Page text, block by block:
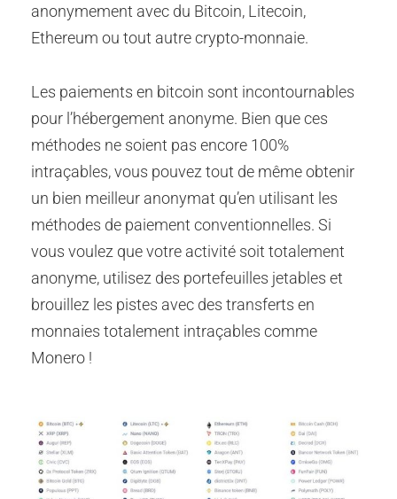
anonymement avec du Bitcoin, Litecoin,
Ethereum ou tout autre crypto-monnaie.
Les paiements en bitcoin sont incontournables
pour l’hébergement anonyme. Bien que ces
méthodes ne soient pas encore 100%
intraçables, vous pouvez tout de même obtenir
un bien meilleur anonymat qu’en utilisant les
méthodes de paiement conventionnelles. Si
vous voulez que votre activité soit totalement
anonyme, utilisez des portefeuilles jetables et
brouillez les pistes avec des transferts en
monnaies totalement intraçables comme
Monero !